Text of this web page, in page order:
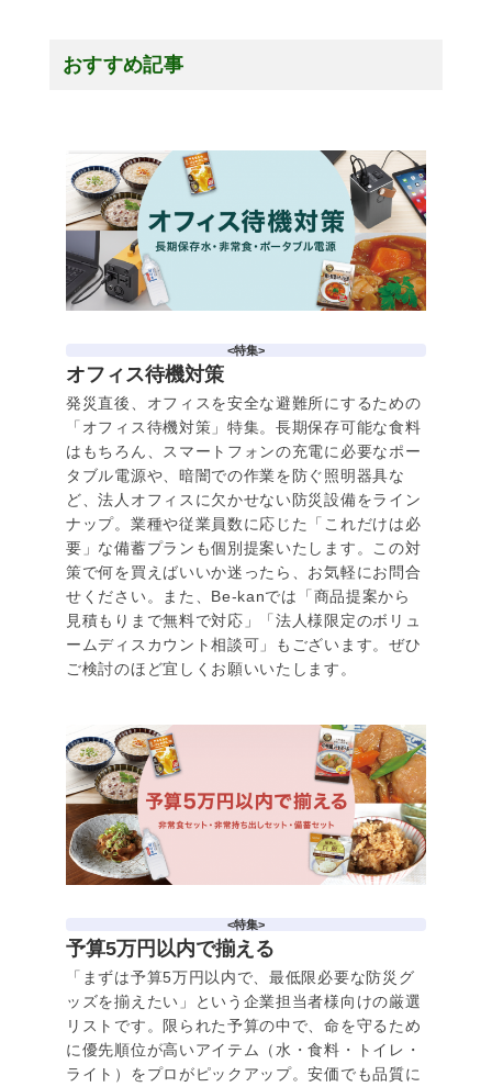
おすすめ記事
<特集>
オフィス待機対策
発災直後、オフィスを安全な避難所にするための
「オフィス待機対策」特集。長期保存可能な食料
はもちろん、スマートフォンの充電に必要なポー
タブル電源や、暗闇での作業を防ぐ照明器具な
ど、法人オフィスに欠かせない防災設備をライン
ナップ。業種や従業員数に応じた「これだけは必
要」な備蓄プランも個別提案いたします。この対
策で何を買えばいいか迷ったら、お気軽にお問合
せください。また、Be-kanでは「商品提案から
見積もりまで無料で対応」「法人様限定のボリュ
ームディスカウント相談可」もございます。ぜひ
ご検討のほど宜しくお願いいたします。
<特集>
予算5万円以内で揃える
「まずは予算5万円以内で、最低限必要な防災グ
ッズを揃えたい」という企業担当者様向けの厳選
リストです。限られた予算の中で、命を守るため
に優先順位が高いアイテム（水・食料・トイレ・
ライト）をプロがピックアップ。安価でも品質に